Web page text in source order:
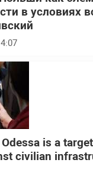
в условиях
is a
civilian